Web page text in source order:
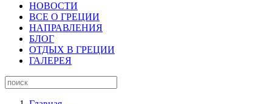
НОВОСТИ
ВСЕ О ГРЕЦИИ
НАПРАВЛЕНИЯ
БЛОГ
ОТДЫХ В ГРЕЦИИ
ГАЛЕРЕЯ